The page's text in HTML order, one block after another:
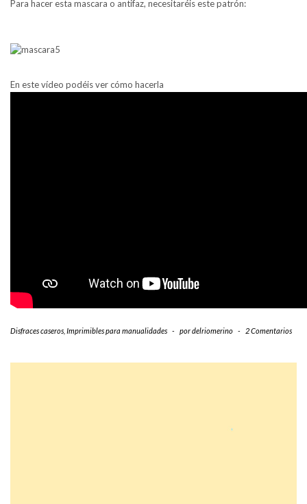
Para hacer esta mascara o antifaz, necesitaréis este patrón:
En este vídeo podéis ver cómo hacerla
Disfraces caseros Imprimibles para manualidades - pordelriomerino - 2 Comentarios